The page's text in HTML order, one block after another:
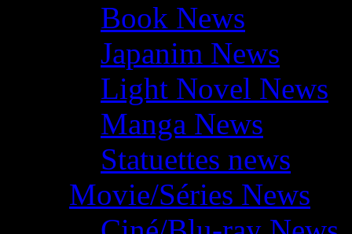
Book News
Japanim News
Light Novel News
Manga News
Statuettes news
Movie/Séries News